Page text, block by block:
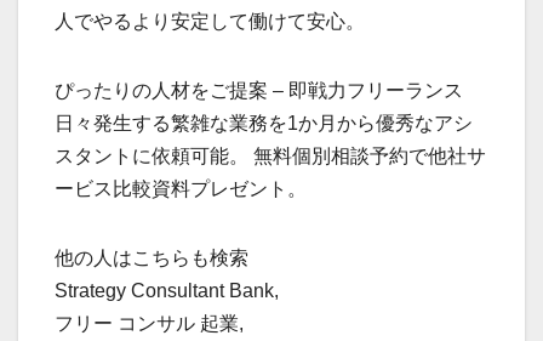
人でやるより安定して働けて安心。
ぴったりの人材をご提案 – 即戦力フリーランス
日々発生する繁雑な業務を1か月から優秀なアシ
スタントに依頼可能。 無料個別相談予約で他社サ
ービス比較資料プレゼント。
他の人はこちらも検索
Strategy Consultant Bank,
フリー コンサル 起業,